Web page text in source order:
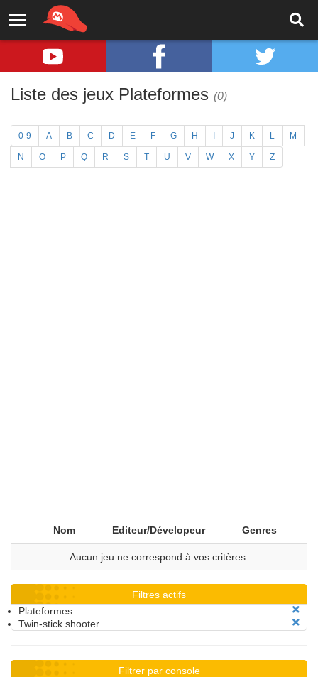
Liste des jeux Plateformes (0)
0-9 A B C D E F G H J K L M
N O P Q R S T U V W X Y Z
Nom Editeur/Dévelopeur Genres
Aucun jeu ne correspond à vos critères.
Filtres actifs
Plateformes
Twin-stick shooter
Filtrer par console